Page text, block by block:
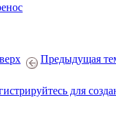
Предыдущая
для